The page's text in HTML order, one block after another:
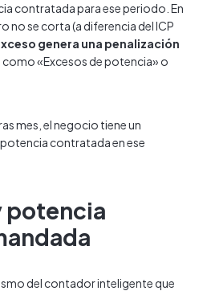
contratada para ese periodo. En
no se corta (a diferencia del ICP
genera una penalización
como «Excesos de potencia» o
mes, el negocio tiene un
contratada en ese
potencia
del contador inteligente que